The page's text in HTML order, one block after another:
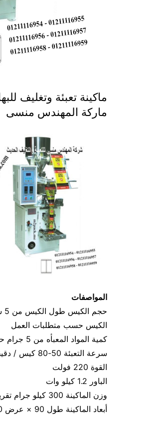
ماركة المهندس منسى
المواصفات
الكيس حسب متطلبات العمل
كمية المواد المعبأه من 5 جرام حتي 250 جرام و يمكن تعديله حتي 500 جرام
سرعة التعبئة 50-80 كيس / دقيقة و لمادة التغليف اعتبار في السرعه
القوة 220 فولت
الباور 1.2 كيلو وات
وزن الماكينة 300 كيلو جرام تقريبا تزيد او تنقص حسب تحديثات الماكينة
أبعاد الماكينة طول 90 × عرض 90 × ارتفاع 180 سم تقريبا و يمكن فك الماكينة و تركيبها في اي مكان